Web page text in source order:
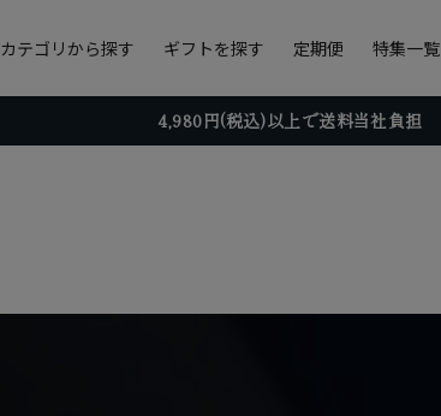
カテゴリから探す ギフトを探す 定期便 特集一覧
4,980円(税込)以上で送料当社負担